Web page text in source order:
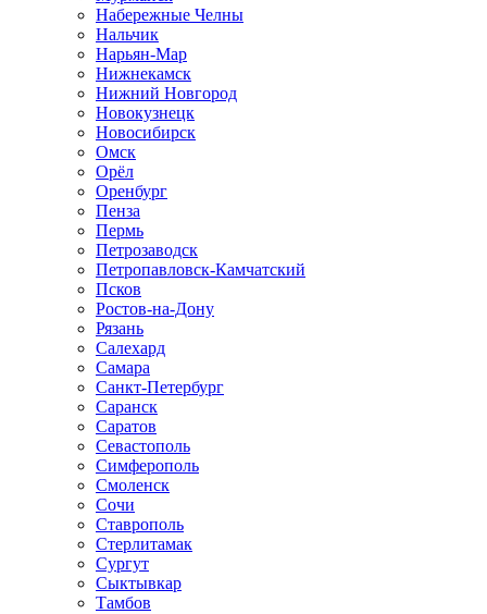
Набережные Челны
Нальчик
Нарьян-Мар
Нижнекамск
Нижний Новгород
Новокузнецк
Новосибирск
Омск
Орёл
Оренбург
Пенза
Пермь
Петрозаводск
Петропавловск-Камчатский
Псков
Ростов-на-Дону
Рязань
Салехард
Самара
Санкт-Петербург
Саранск
Саратов
Севастополь
Симферополь
Смоленск
Сочи
Ставрополь
Стерлитамак
Сургут
Сыктывкар
Тамбов